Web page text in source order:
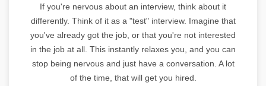
If you're nervous about an interview, think about it
differently. Think of it as a "test" interview. Imagine that
you've already got the job, or that you're not interested
in the job at all. This instantly relaxes you, and you can
stop being nervous and just have a conversation. A lot
of the time, that will get you hired.